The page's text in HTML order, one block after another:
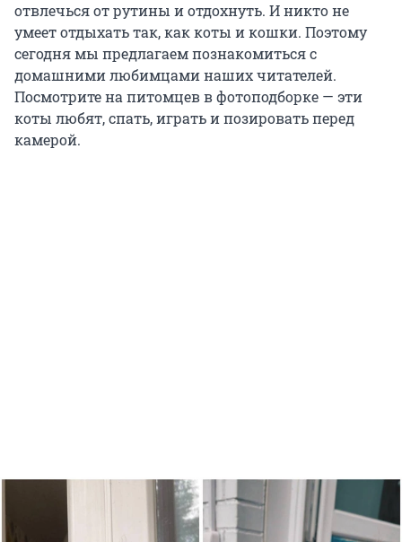
отвлечься от рутины и отдохнуть. И никто не
умеет отдыхать так, как коты и кошки. Поэтому
сегодня мы предлагаем познакомиться с
домашними любимцами наших читателей.
Посмотрите на питомцев в фотоподборке — эти
коты любят, спать, играть и позировать перед
камерой.